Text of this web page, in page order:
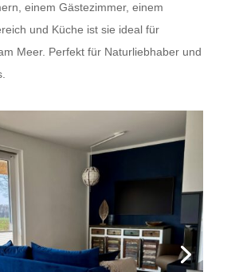
einem Gästezimmer, einem
und Küche ist sie ideal für
Meer. Perfekt für Naturliebhaber und